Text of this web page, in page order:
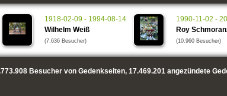
1918-02-09 - 1994-08-14
Wilhelm Weiß
(7.636 Besucher)
1990-11-02 -
Roy
(10.960 Besucher)
Besucher von Gedenkseiten, 17.469.201angezündete